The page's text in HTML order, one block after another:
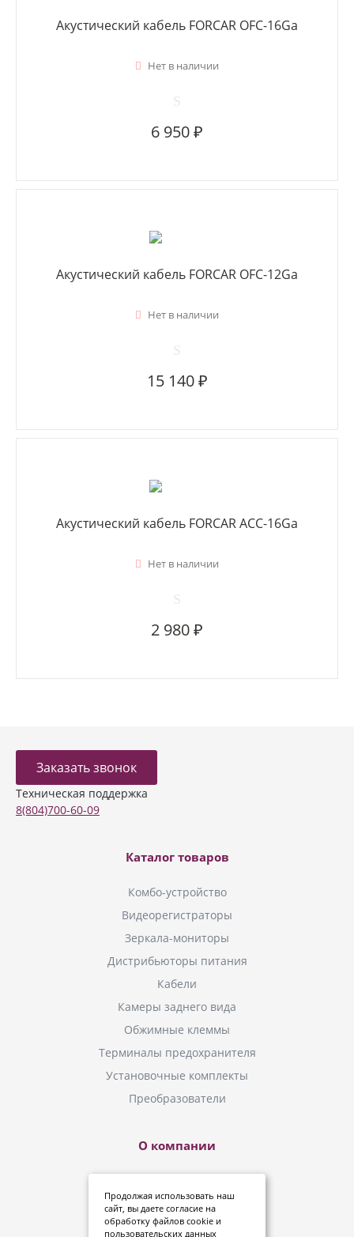
Акустический кабель FORCAR OFC-16Ga
Нет в наличии
6 950 ₽
Акустический кабель FORCAR OFC-12Ga
Нет в наличии
15 140 ₽
Акустический кабель FORCAR ACC-16Ga
Нет в наличии
2 980 ₽
Заказать звонок
Техническая поддержка
8(804)700-60-09
Каталог товаров
Комбо-устройство
Видеорегистраторы
Зеркала-мониторы
Дистрибьюторы питания
Кабели
Камеры заднего вида
Обжимные клеммы
Терминалы предохранителя
Установочные комплекты
Преобразователи
О компании
Инструкции
Где купить?
Продолжая использовать наш
сайт, вы даете согласие на
обработку файлов cookie и
пользовательских данных